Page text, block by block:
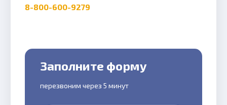
8-800-600-9279
Заполните форму
перезвоним через 5 минут